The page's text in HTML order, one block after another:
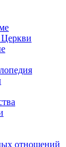
отношений